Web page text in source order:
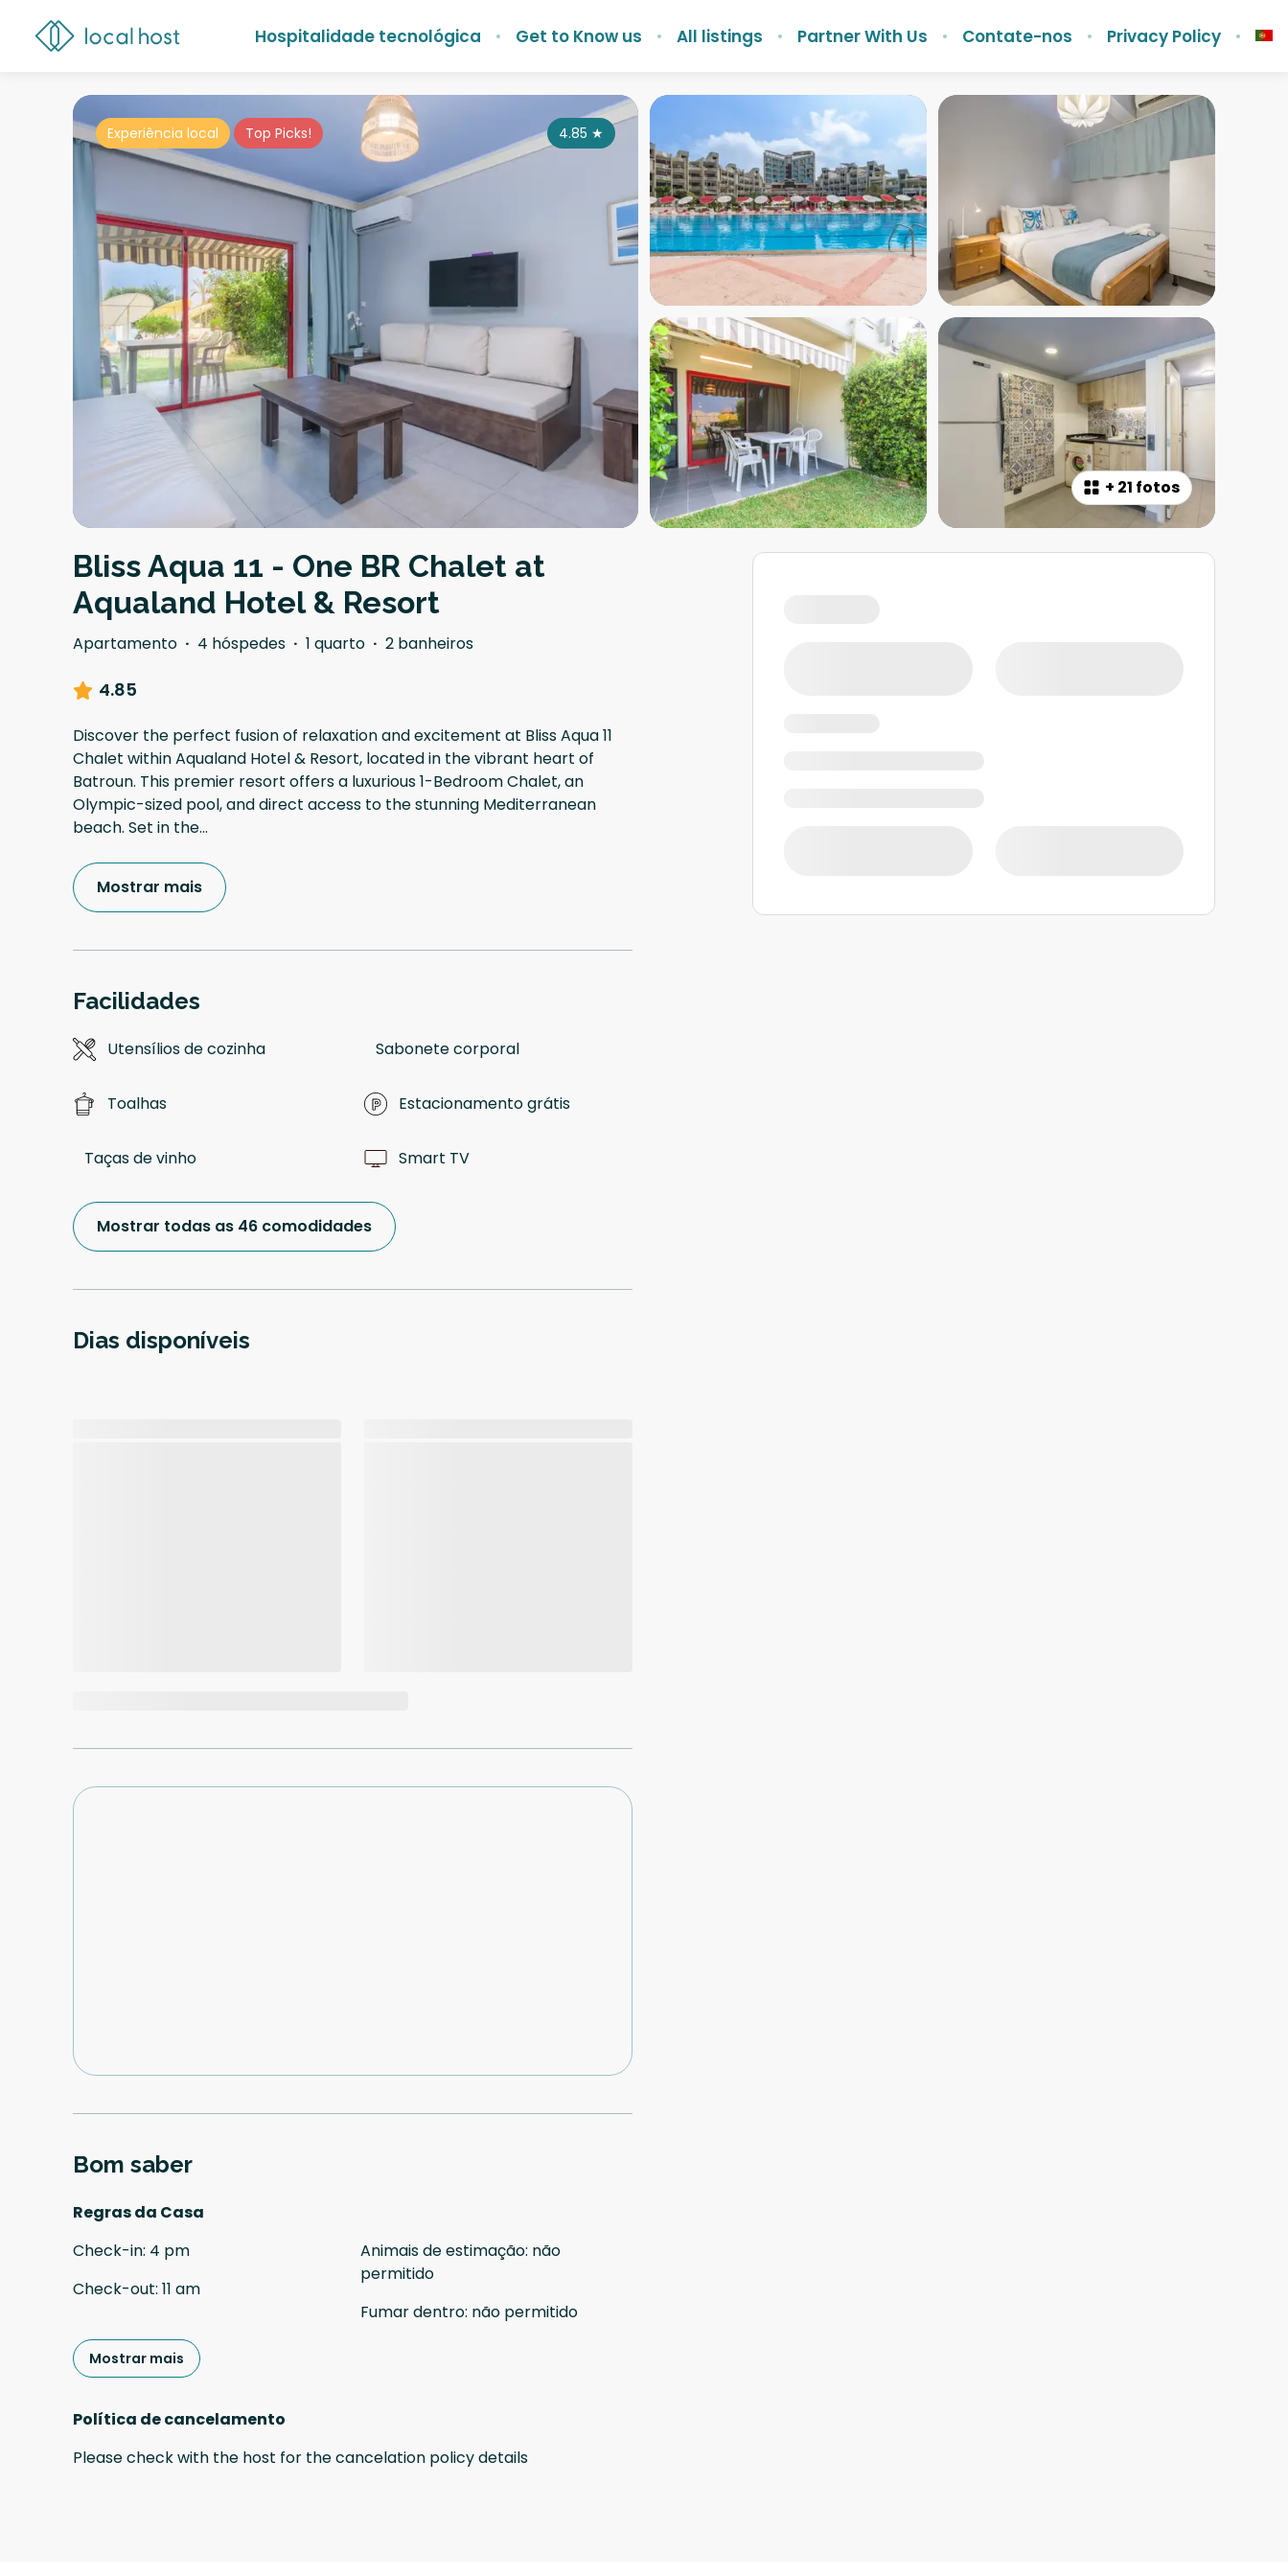
Hospitalidade tecnológica Get to Know us All listings Partner With Us Contate-nos Privacy Policy
+ 21 fotos
4.85 ★
Experiência local Top Picks!
Bliss Aqua 11 - One BR Chalet at
Aqualand Hotel & Resort
Apartamento · 4 hóspedes · 1 quarto · 2 banheiros
4.85
Discover the perfect fusion of relaxation and excitement at Bliss Aqua 11
Chalet within Aqualand Hotel & Resort, located in the vibrant heart of
Batroun. This premier resort offers a luxurious 1-Bedroom Chalet, an
Olympic-sized pool, and direct access to the stunning Mediterranean
beach. Set in the...
Mostrar mais
Facilidades
Utensílios de cozinha Sabonete corporal
Toalhas Estacionamento grátis
Taças de vinho Smart TV
Mostrar todas as 46 comodidades
Dias disponíveis
Bom saber
Regras da Casa
Check-in: 4 pm
Check-out: 11 am
Animais de estimação: não
permitido
Fumar dentro: não permitido
Mostrar mais
Política de cancelamento
Please check with the host for the cancelation policy details